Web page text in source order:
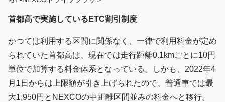
首都高で実施しているETC割引制度
かつては利用する区間に関係なく、一律で利用料金が定め
られていた首都高は、現在では走行距離0.1kmごとに10円
単位で加算する料金体系となっている。しかも、2022年4
月1日からは上限額が引き上げられたので、普通車では最
大1,950円とNEXCOの中距離区間並みの料金へと移行。